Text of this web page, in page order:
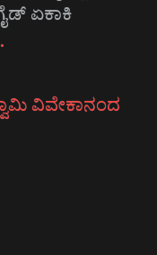
ಏಕಾಕಿ
ವಿವೇಕಾನಂದ